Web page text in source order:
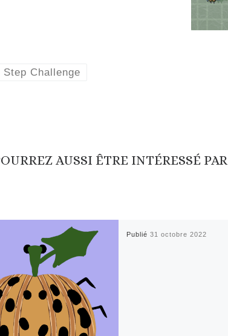
Challenge
AUSSI ÊTRE INTÉRESSÉ PAR
Publié31 octobre 2022